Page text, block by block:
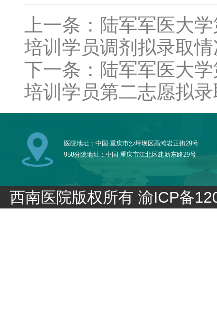
上一条：陆军军医大
培训学员调剂拟录取
下一条：陆军军医大
培训学员第二志愿拟
医院地址：中国·重庆市沙坪坝区高滩岩正街29号
958分院地址：中国·重庆市江北区建新东路29号
西南医院版权所有渝ICP备